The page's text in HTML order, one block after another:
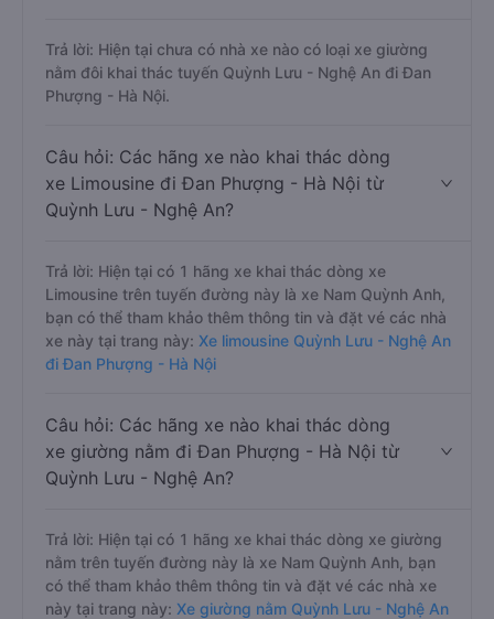
Trả lời: Hiện tại chưa có nhà xe nào có loại xe giường
nằm đôi khai thác tuyến Quỳnh Lưu - Nghệ An đi Đan
Phượng - Hà Nội.
Câu hỏi: Các hãng xe nào khai thác dòng
xe Limousine đi Đan Phượng - Hà Nội từ
Quỳnh Lưu - Nghệ An?
Trả lời: Hiện tại có 1 hãng xe khai thác dòng xe
Limousine trên tuyến đường này là xe Nam Quỳnh Anh,
bạn có thể tham khảo thêm thông tin và đặt vé các nhà
xe này tại trang này: Xe limousine Quỳnh Lưu - Nghệ An
đi Đan Phượng - Hà Nội
Câu hỏi: Các hãng xe nào khai thác dòng
xe giường nằm đi Đan Phượng - Hà Nội từ
Quỳnh Lưu - Nghệ An?
Trả lời: Hiện tại có 1 hãng xe khai thác dòng xe giường
nằm trên tuyến đường này là xe Nam Quỳnh Anh, bạn
có thể tham khảo thêm thông tin và đặt vé các nhà xe
này tại trang này: Xe giường nằm Quỳnh Lưu - Nghệ An